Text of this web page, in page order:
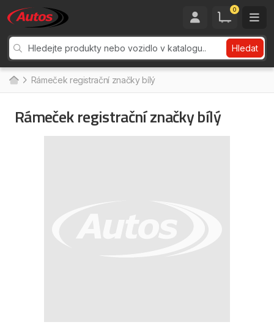
0
Hledat
Rámeček registrační značky bílý
Rámeček registrační značky bílý